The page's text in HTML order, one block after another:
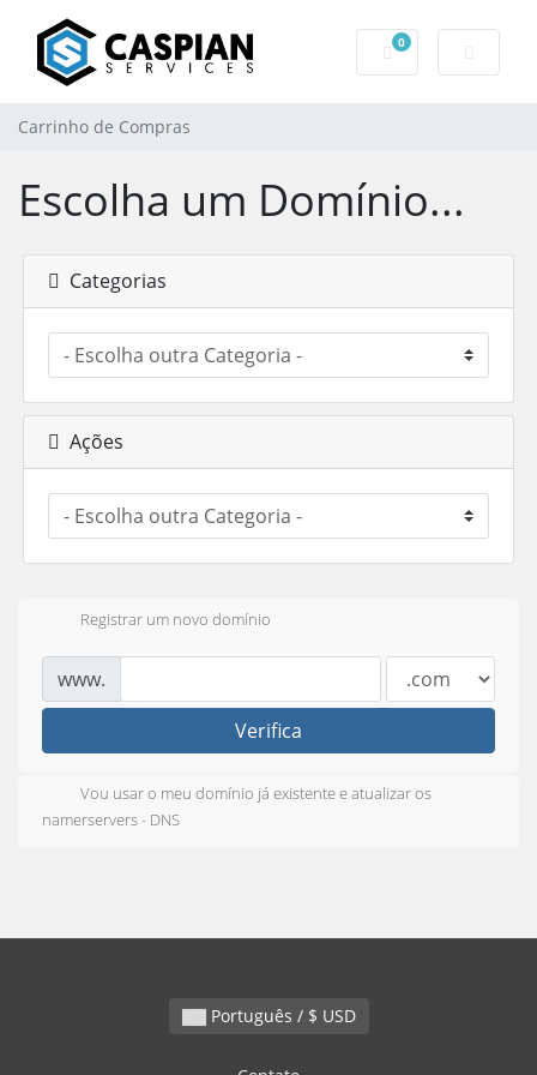
0
Carrinho de
Carrinho de Compras
Escolha um Domínio...
Categorias
Ações
Registrar um novo domínio
www.
Verifica
Vou usar o meu domínio já existente e atualizar os
namerservers - DNS
Português / $ USD